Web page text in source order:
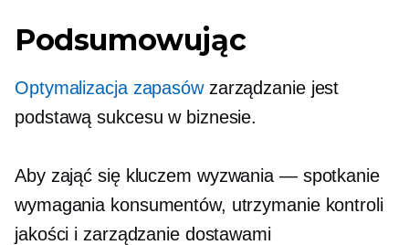
Podsumowując
Optymalizacja zapasówzarządzanie jest
podstawą sukcesu w biznesie.
Aby zająć się kluczem wyzwania — spotkanie
wymagania konsumentów, utrzymanie kontroli
jakości i zarządzanie dostawami